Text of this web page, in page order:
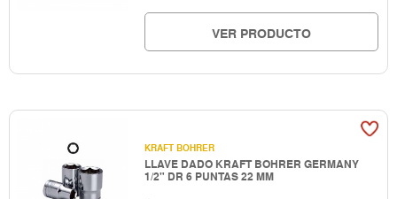
VER PRODUCTO
KRAFT BOHRER
LLAVE DADO KRAFT BOHRER GERMANY
1/2" DR 6 PUNTAS 22 MM